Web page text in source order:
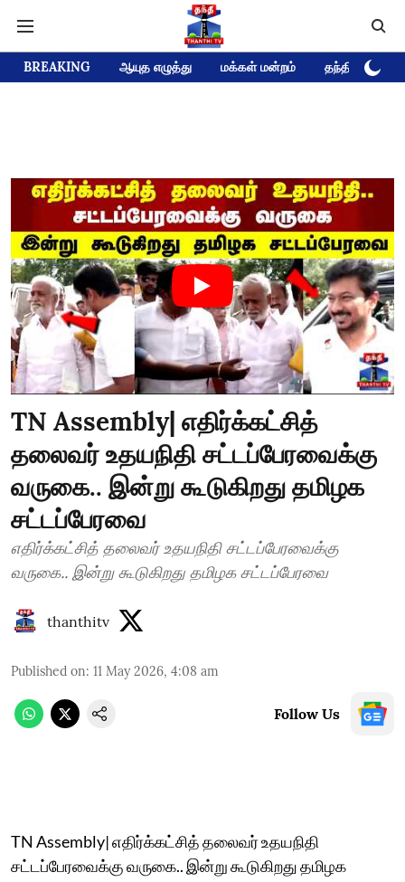
BREAKING ஆயுத எழுத்து மக்கள் மன்றம் தந்தி டிவி
TN Assembly| எதிர்க்கட்சித்
தலைவர் உதயநிதி சட்டப்பேரவைக்கு
வருகை.. இன்று கூடுகிறது தமிழக
சட்டப்பேரவை
எதிர்க்கட்சித் தலைவர் உதயநிதி சட்டப்பேரவைக்கு
வருகை.. இன்று கூடுகிறது தமிழக சட்டப்பேரவை
thanthitv
Published on: 11 May 2026, 4:08 am
Follow Us
TN Assembly| எதிர்க்கட்சித் தலைவர் உதயநிதி
சட்டப்பேரவைக்கு வருகை.. இன்று கூடுகிறது தமிழக